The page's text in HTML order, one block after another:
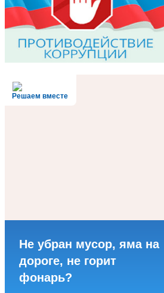
Решаем вместе
Не убран мусор, яма на
дороге, не горит
фонарь?